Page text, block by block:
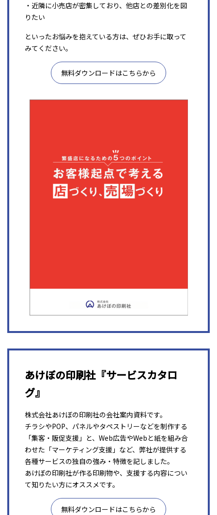
・近隣に小売店が密集しており、他店との差別化を図
りたい
といったお悩みを抱えている方は、ぜひお手に取って
みてください。
無料ダウンロードはこちらから
あけぼの印刷社『サービスカタロ
グ』
株式会社あけぼの印刷社の会社案内資料です。
チラシやPOP、パネルやタペストリーなどを制作する
「集客・販促支援」と、Web広告やWebと紙を組み合
わせた「マーケティング支援」など、弊社が提供する
各種サービスの独自の強み・特徴を記しました。
あけぼの印刷社が作る印刷物や、支援する内容につい
て知りたい方にオススメです。
無料ダウンロードはこちらから